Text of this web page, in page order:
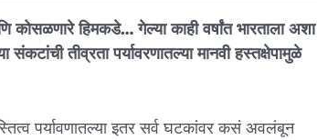
हिमकडे… गेल्या काही वर्षांत भारताला अशा
तीव्रता पर्यावरणातल्या मानवी हस्तक्षेपामुळे
पर्यावणातल्या इतर सर्व घटकांवर कसं अवलंबून